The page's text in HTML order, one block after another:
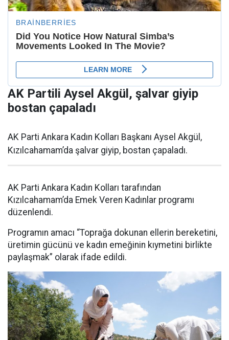
AK Partili Aysel Akgül, şalvar giyip
bostan çapaladı
AK Parti Ankara Kadın Kolları Başkanı Aysel Akgül,
Kızılcahamam’da şalvar giyip, bostan çapaladı.
AK Parti Ankara Kadın Kolları tarafından
Kızılcahamam’da Emek Veren Kadınlar programı
düzenlendi.
Programın amacı “Toprağa dokunan ellerin bereketini,
üretimin gücünü ve kadın emeğinin kıymetini birlikte
paylaşmak” olarak ifade edildi.